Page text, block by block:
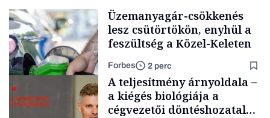
Üzemanyagár-csökkenés
lesz csütörtökön, enyhül a
feszültség a Közel-Keleten
Forbes 2 perc
A teljesítmény árnyoldala –
a kiégés biológiája a
cégvezetői döntéshozatal